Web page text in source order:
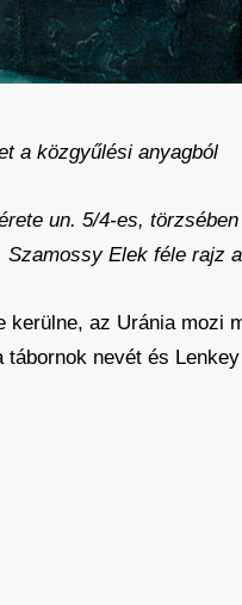
a közgyűlési anyagból
un. 5/4-es,
Elek féle rajz
az Uránia mozi
nevét és